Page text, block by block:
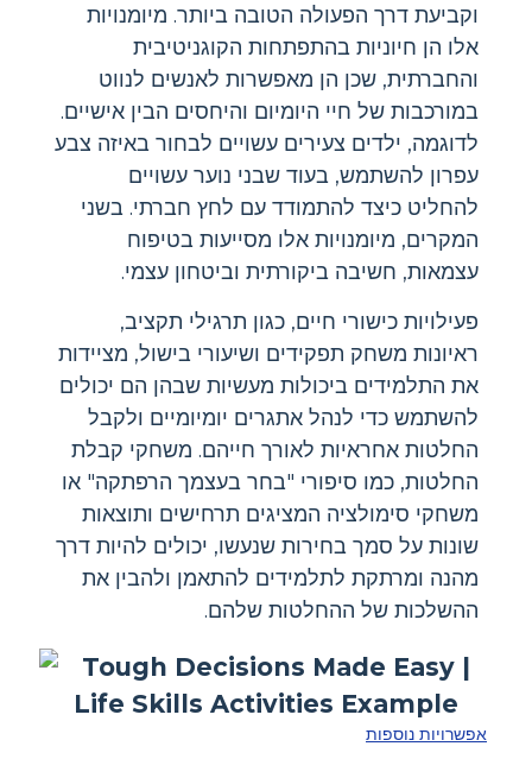
וקביעת דרך הפעולה הטובה ביותר. מיומנויות
אלו הן חיוניות בהתפתחות הקוגניטיבית
והחברתית, שכן הן מאפשרות לאנשים לנווט
במורכבות של חיי היומיום והיחסים הבין אישיים.
לדוגמה, ילדים צעירים עשויים לבחור באיזה צבע
עפרון להשתמש, בעוד שבני נוער עשויים
להחליט כיצד להתמודד עם לחץ חברתי. בשני
המקרים, מיומנויות אלו מסייעות בטיפוח
עצמאות, חשיבה ביקורתית וביטחון עצמי.
פעילויות כישורי חיים, כגון תרגילי תקציב,
ראיונות משחק תפקידים ושיעורי בישול, מציידות
את התלמידים ביכולות מעשיות שבהן הם יכולים
להשתמש כדי לנהל אתגרים יומיומיים ולקבל
החלטות אחראיות לאורך חייהם. משחקי קבלת
החלטות, כמו סיפורי "בחר בעצמך הרפתקה" או
משחקי סימולציה המציגים תרחישים ותוצאות
שונות על סמך בחירות שנעשו, יכולים להיות דרך
מהנה ומרתקת לתלמידים להתאמן ולהבין את
ההשלכות של ההחלטות שלהם.
אפשרויות נוספות